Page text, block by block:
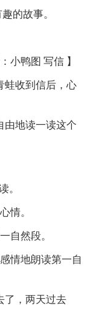
的故事。
小鸭图 写信 】
蛙收到信后，心
由地读一读这个
。
情。
自然段。
情地朗读第一自
了，两天过去